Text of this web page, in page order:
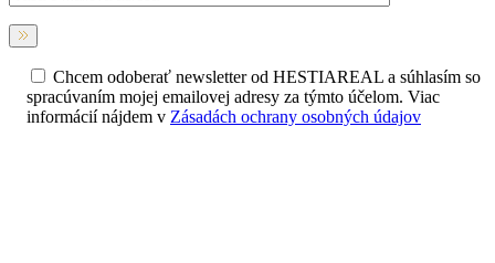
Chcem odoberať newsletter od HESTIAREAL a súhlasím so
spracúvaním mojej emailovej adresy za týmto účelom. Viac
informácií nájdem v Zásadách ochrany osobných údajov